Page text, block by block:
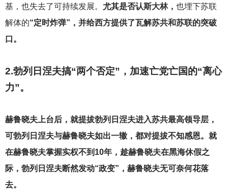
基，也失去了可持续发展。 尤其是否认斯大林， 也埋下苏联
解体的“定时炸弹”，并给西方提供了瓦解苏共和苏联的突破
口。
2.勃列日涅夫搞“两个否定”，加速亡党亡国的“离心
力”。
赫鲁晓夫上台后，就提拔勃列日涅夫进入苏共最高领导层，
可勃列日涅夫与赫鲁晓夫如出一辙，都对提拔不知感恩。就
在赫鲁晓夫掌握实权不到10年，趁赫鲁晓夫在黑海休假之
际，勃列日涅夫断然发动“政变”，赫鲁晓夫无可奈何花落
去。